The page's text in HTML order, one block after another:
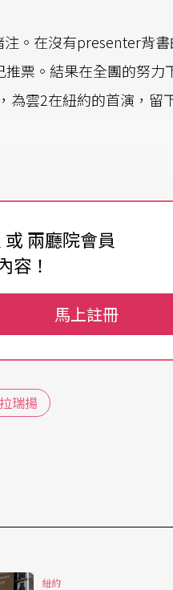
。在沒有presenter背
票。結果在全團的努力
為雲2在紐約的首演，留
陸（Joseph Melillo）也
評論，評論家雖然比較不
Now》，但也承認這些
不無瑕疵，雲門2有很
上得了紐約的舞台。
了。對於一個從沒來過
，所以有些文化交流的
presenters放心，所以
己租場地也要演。
兩廳院會員
容！
馬上註冊
瑞揚
紐約